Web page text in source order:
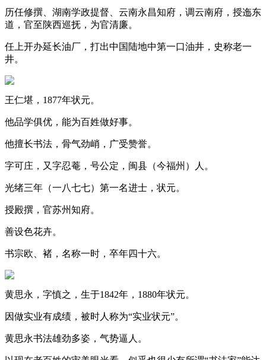
历任修撰、湖南学政提督、云南永昌知府，调云南府，授迤东
道，官至陕西巡抚，为官清廉。
任上开办延长油厂，打出中国陆地中第一口油井，史称老一
井。
王仁堪，1877年状元。
他品学俱优，能为百姓做好事。
他擅长书法，骨气劲峭，广受赞誉。
字可庄，又字忍菴，号公定，闽县（今福州）人。
光绪三年（一八七七）第一名进士，状元。
授殿撰，官苏州知府。
善设色花卉。
书宗欧、褚，名称一时，卒年四十六。
黄思永，字慎之，生于1842年，1880年状元。
因做实业有成绩，被时人称为“实业状元”。
黄思永书法雄劲多姿，气势逼人。